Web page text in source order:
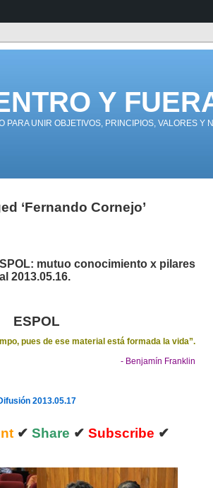
Y
PARA UNIR OBJETIVOS, PRINCIPIOS, VALORES Y
‘Fernando Cornejo’
mutuo conocimiento x pilares
2013.05.16.
ESPOL
pues de ese material está formada la vida”.
- Benjamín Franklin
2013.05.17
✔ Share ✔ Subscribe ✔